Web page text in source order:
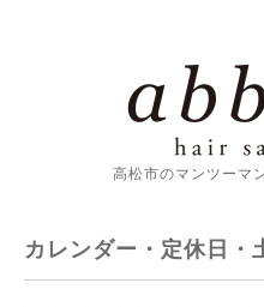
高松市のマンツーマ
カレンダー・定休日・